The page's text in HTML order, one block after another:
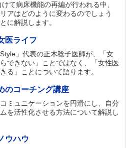
て病床機能の再編が行われる中、
アはどのように変わるのでしょう
に解説します。
医ライフ
Style」代表の正木稔子医師が、「女
できない」ことではなく、「女性医
る」ことについて語ります。
のコーチング講座
ミュニケーションを円滑にし、自分
を活性化させる方法について解説し
ウハウ